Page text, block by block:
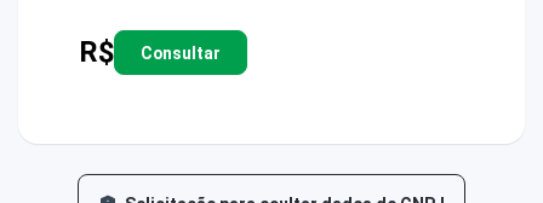
R$ Consultar